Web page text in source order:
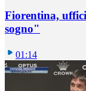
Fiorentina,
sogno"
01:14